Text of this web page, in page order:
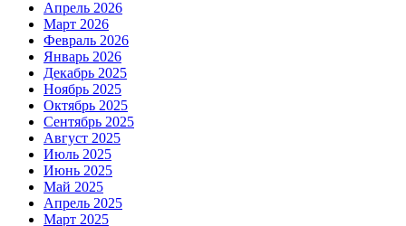
Апрель 2026
Март 2026
Февраль 2026
Январь 2026
Декабрь 2025
Ноябрь 2025
Октябрь 2025
Сентябрь 2025
Август 2025
Июль 2025
Июнь 2025
Май 2025
Апрель 2025
Март 2025